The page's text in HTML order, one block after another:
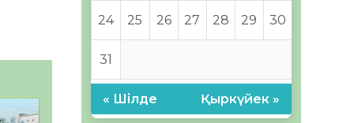
24 25 26 27 28 29 30
31
« Шілде Қыркүйек »